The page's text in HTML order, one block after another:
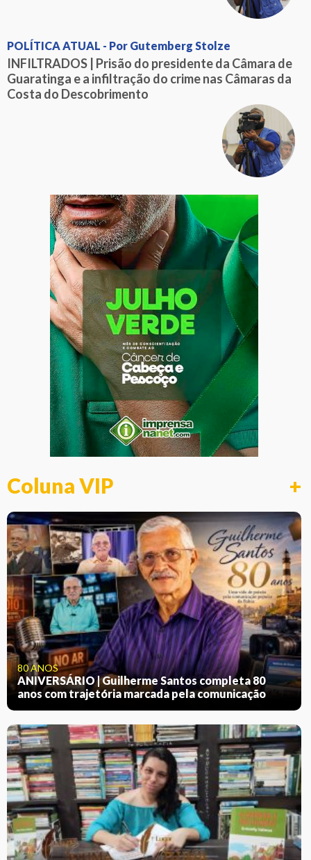
POLÍTICA ATUAL - Por Gutemberg Stolze
INFILTRADOS | Prisão do presidente da Câmara de
Guaratinga e a infiltração do crime nas Câmaras da
Costa do Descobrimento
Coluna VIP +
80 ANOS
ANIVERSÁRIO | Guilherme Santos completa 80
anos com trajetória marcada pela comunicação